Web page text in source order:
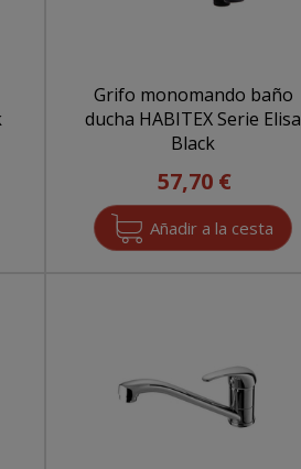
Grifo monomando baño
ducha HABITEX Serie Elisa
Black
57,70 €